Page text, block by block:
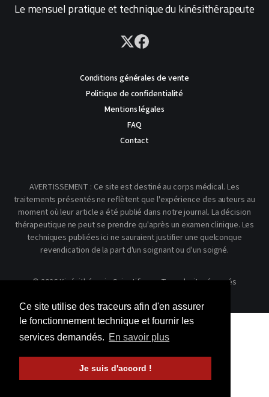
Ce site utilise des traceurs afin d'en assurer
le fonctionnement technique et fournir les
services demandés. En savoir plus
Je suis d'accord !
Le mensuel pratique et technique du kinésithérapeute
Conditions générales de vente
Politique de confidentialité
Mentions légales
FAQ
Contact
AVERTISSEMENT : Ce site est destiné au corps médical. Les
traitements présentés ne reflètent que l'expérience des auteurs au
moment où leur article a été publié dans notre journal. La décision
thérapeutique ne peut se prendre qu'après un examen clinique. Les
techniques publiées ici ne sauraient justifier une quelconque
revendication de la part d'un soignant ou d'un soigné.
© 2026 Kinésithérapie Scientifique - Tous droits réservés